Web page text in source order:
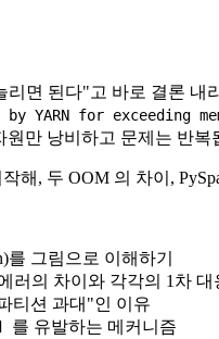
면 된다"고 바로 결론
YARN for exceeding
원만 낭비하고 문제는 반복
해, 두 OOM 의 차이,
를 그림으로 이해하기
러의 차이와 각각의 1차 대
티션 과대"인 이유
를 유발하는 메커니즘